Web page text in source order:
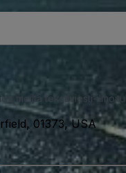
meiltä tekstiviesti-
01373, USA